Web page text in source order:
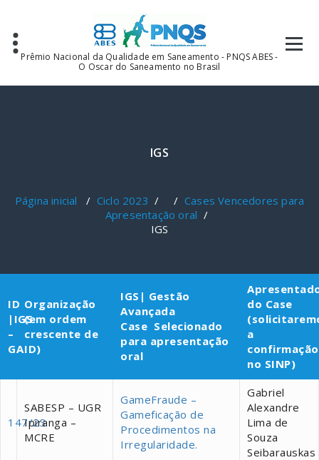
conteúdo
Prêmio Nacional da Qualidade em Saneamento - PNQS ABES -
O Oscar do Saneamento no Brasil
IGS
Página inicial / Ciclo 2023 / / Cases Vencedores para
Apresentação oral /
IGS
ID
|IGS
–
GA
Organização
(em ordem
crescente de
ID)
IGS| Gestão
Avançada
Case Selecionado
para apresentação
oral
do Case
a
confirmação
no SINP)
147/23
SABESP – UGR
Ipiranga –
MCRE
GameFraude –
Gameficação de
Procedimentos na
Irregularidade.
Gabriel
Alexandre
Lima de
Souza
Seibarauskas